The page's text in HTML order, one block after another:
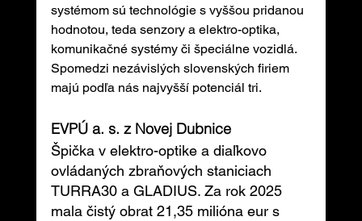
systémom sú technológie s vyššou pridanou
hodnotou, teda senzory a elektro-optika,
komunikačné systémy či špeciálne vozidlá.
Spomedzi nezávislých slovenských firiem
majú podľa nás najvyšší potenciál tri.
EVPÚ a. s. z Novej Dubnice
Špička v elektro-optike a diaľkovo
ovládaných zbraňových staniciach
TURRA30 a GLADIUS. Za rok 2025
mala čistý obrat 21,35 milióna eur s